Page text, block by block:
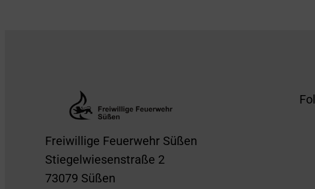
Freiwillige Feuerwehr Süßen
Stiegelwiesenstraße 2
73079 Süßen